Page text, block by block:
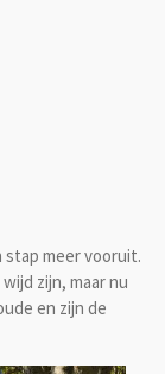
stap meer vooruit.
zijn, maar nu
en zijn de